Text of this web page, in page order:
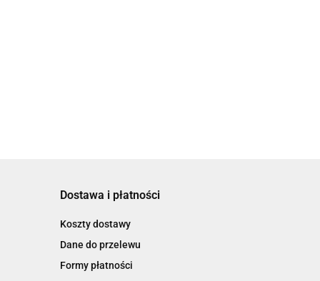
Dostawa i płatności
Koszty dostawy
Dane do przelewu
Formy płatności